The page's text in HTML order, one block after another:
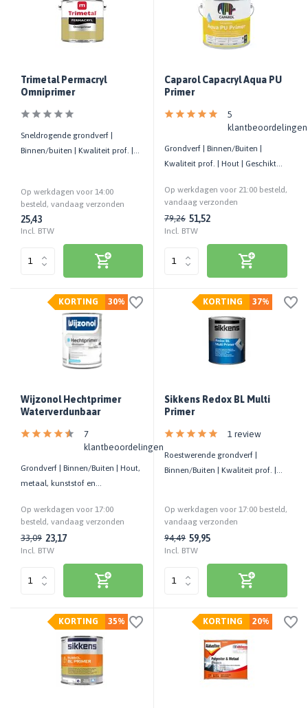
Trimetal Permacryl
Omniprimer
Sneldrogende grondverf |
Binnen/buiten | Kwaliteit prof. |
Op werkdagen voor 14:00
besteld, vandaag verzonden
25,43
Incl. BTW
Caparol Capacryl Aqua PU
Primer
5
klantbeoordelingen
Grondverf | Binnen/Buiten |
Kwaliteit prof. | Hout | Geschikt
Op werkdagen voor 21:00 besteld,
vandaag verzonden
79,26 51,52
Incl. BTW
30%
KORTING
Wijzonol Hechtprimer
Waterverdunbaar
7
klantbeoordelingen
Grondverf | Binnen/Buiten | Hout,
metaal, kunststof en
Op werkdagen voor 17:00
besteld, vandaag verzonden
33,09 23,17
Incl. BTW
37%
KORTING
Sikkens Redox BL Multi
Primer
1 review
Roestwerende grondverf |
Binnen/Buiten | Kwaliteit prof. |
Op werkdagen voor 17:00 besteld,
vandaag verzonden
94,49 59,95
Incl. BTW
35%
KORTING 20%
KORTING